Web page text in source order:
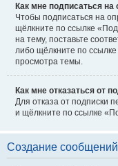
Как мне подписаться
Чтобы подписаться на
щёлкните по ссылке
на тему, поставьте
либо щёлкните по
просмотра темы.
Как мне отказаться от
Для отказа от подписки
и щёлкните по ссылке
Создание сообщений